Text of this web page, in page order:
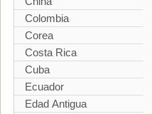
Colombia
Corea
Costa Rica
Cuba
Ecuador
Edad Antigua